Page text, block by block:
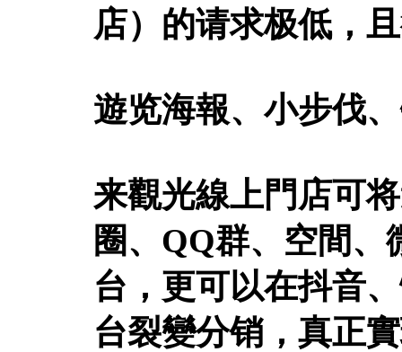
店）的请求极低，
遊览海報、小步伐
来觀光線上門店可
圈、QQ群、空間
台，更可以在抖音
台裂變分销，真正